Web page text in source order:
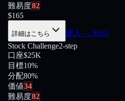
難易度82
$165
詳細はこちら 購入 — $165
Stock Challenge2-step
口座$25K
目標10%
分配80%
価値34
難易度82